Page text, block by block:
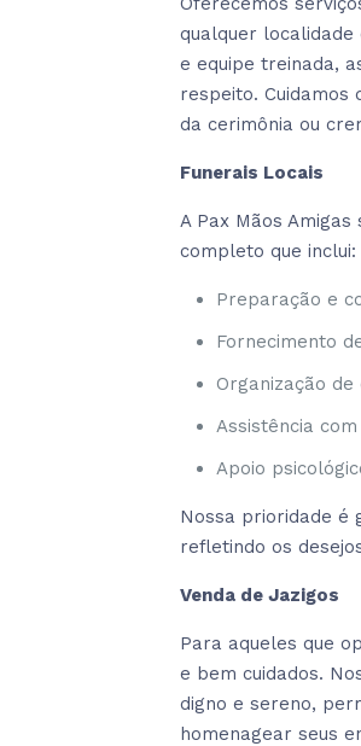
qualquer
e equipe treinada,
respeito.
da cerimônia ou
Funerais Locais
A Pax Mãos
completo que inclui:
Preparação e
Fornecimento
Organização
Assistência
Apoio
Nossa prioridade é
refletindo os
Venda de Jazigos
Para aqueles que
e bem cuidados.
digno e sereno,
homenagear seus